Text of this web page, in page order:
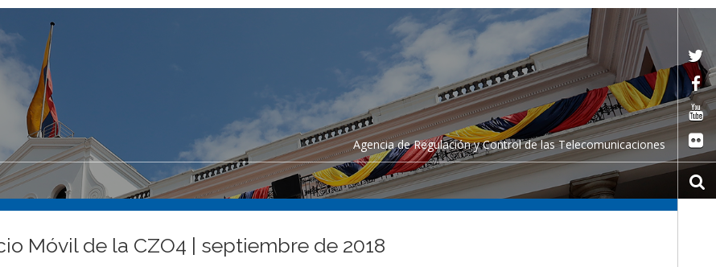
Agencia de Regulación y Control de las Telecomunicaciones
Móvil de la CZO4 | septiembre de 2018